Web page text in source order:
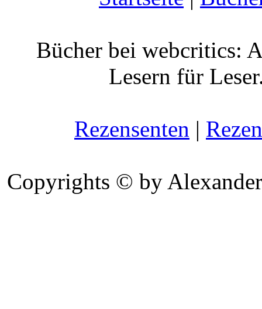
Bücher bei webcritics:
Lesern für
Rezensenten |
Copyrights © by